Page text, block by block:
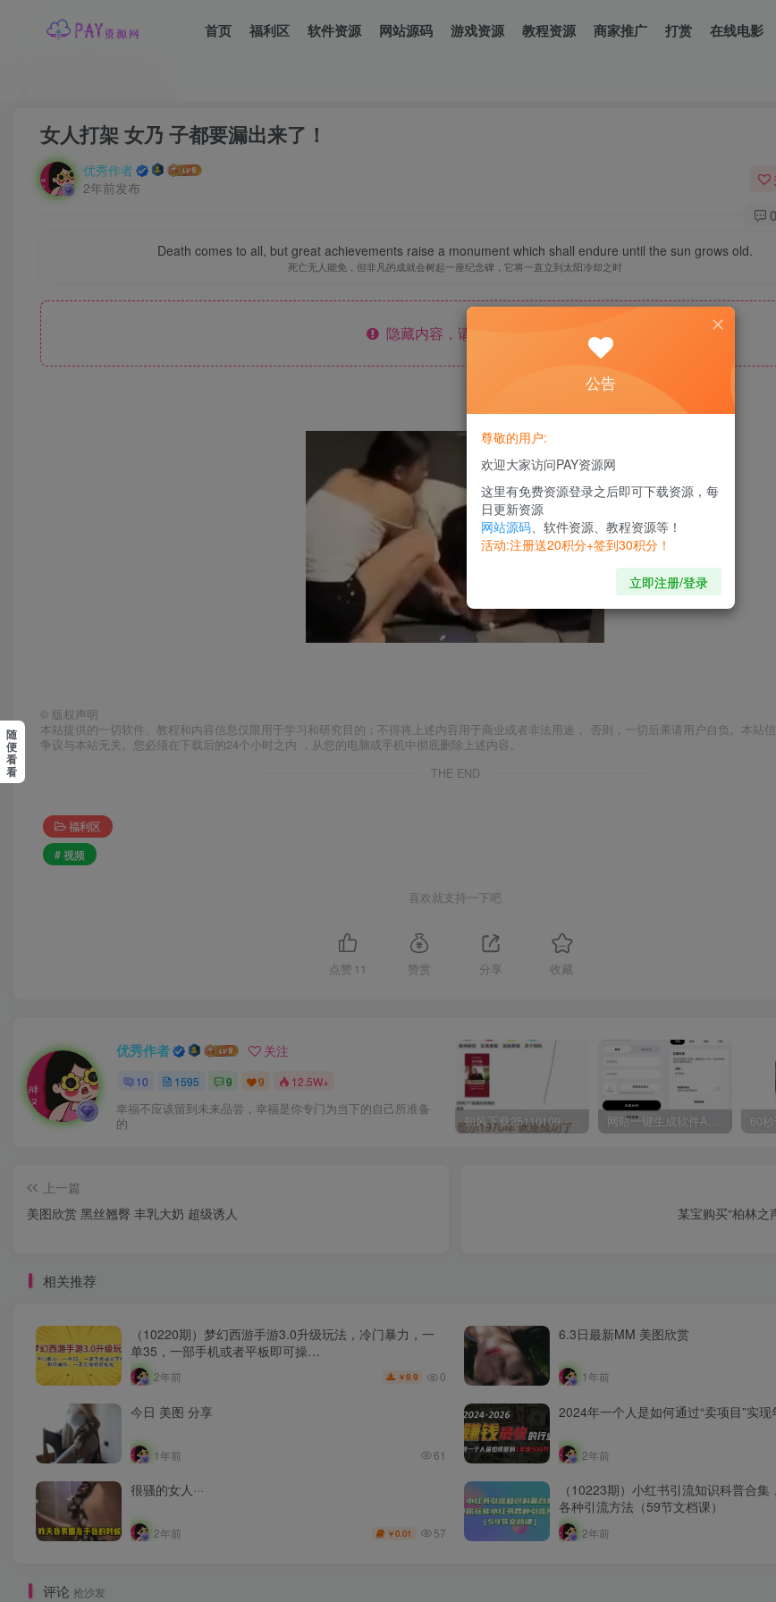
首页 福利区 软件资源 网站源码 游戏资源 教程资源 商家推广 打赏 在线电影
女人打架 女乃 子都要漏出来了！
优秀作者
2年前发布
0
Death comes to all, but great achievements raise a monument which shall endure until the sun grows old.
死亡无人能免，但非凡的成就会树起一座纪念碑，它将一直立到太阳冷却之时
隐藏内容，请登录后查看
© 版权声明
本站提供的一切软件、教程和内容信息仅限用于学习和研究目的；不得将上述内容用于商业或者非法用途， 否则，一切后果请用户自负。本站
争议与本站无关。您必须在下载后的24个小时之内 ，从您的电脑或手机中彻底删除上述内容。
THE END
福利区
# 视频
喜欢就支持一下吧
点赞 11 赞赏 分享 收藏
优秀作者 关注
10 1595 9 9 12.5W+
幸福不应该留到未来品尝，幸福是你专门为当下的自己所准备
的
朔风下载25110109 -磁力下载神器-去VIP限制版本 网站一键生成软件APP 完美版 同时支持打包html文件
上一篇
美图欣赏 黑丝翘臀 丰乳大奶 超级诱人
某宝购买“柏林之
相关推荐
（10220期）梦幻西游手游3.0升级玩法，冷门暴力，一
单35，一部手机或者平板即可操…
2年前 ￥9.9 0
6.3日最新MM 美图欣赏
1年前
今日 美图 分享
1年前 61
2024年一个人是如何通过“卖项目”实
2年前
很骚的女人···
2年前 ￥0.01 57
（10223期）小红书引流知识科普合
各种引流方法（59节文档课）
2年前
评论 抢沙发
随
便
看
看
公告
尊敬的用户:
欢迎大家访问PAY资源网
这里有免费资源登录之后即可下载资源，每
日更新资源
网站源码、软件资源、教程资源等！
活动:注册送20积分+签到30积分！
立即注册/登录